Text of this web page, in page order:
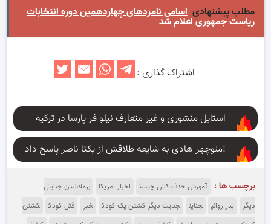
مطلب پیشنهادی اسامی نامزدهای چهاردهمین دوره انتخابات
ریاست جمهوری اعلام شد
اشتراک گذاری :
استایل منشوری و غیر متعارف نیلو فر پارسا در ترکیه
منوچهر هادی به شایعه طلاقش از یکتا ناصر پاسخ داد!
برچسب ها : آموزش حذف کش چیست اخبار امریکا
برملاشدن جنایتی
دیگر
پدر روانی جنایت جنایت دیگر کشتن یک کودک خبر قتل کودک
کشتن